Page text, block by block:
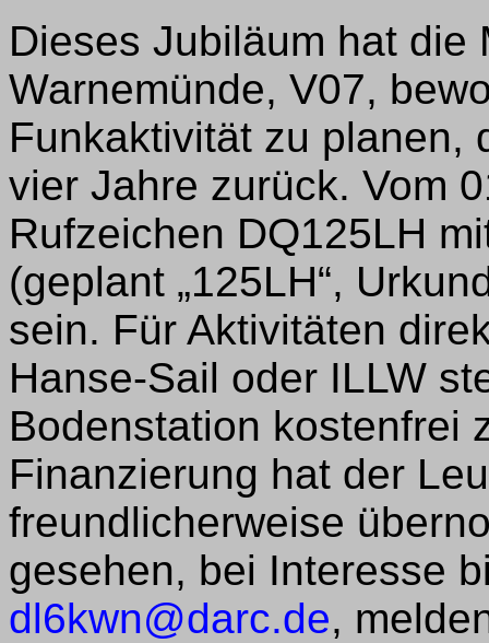
Dieses Jubiläum hat die
Warnemünde, V07,
Funkaktivität zu planen,
vier Jahre zurück. Vom
Rufzeichen DQ125LH
(geplant „125LH“,
sein. Für Aktivitäten
Hanse-Sail oder ILLW
Bodenstation kostenfrei
Finanzierung hat der
freundlicherweise
gesehen, bei Interesse
dl6kwn@darc.de,